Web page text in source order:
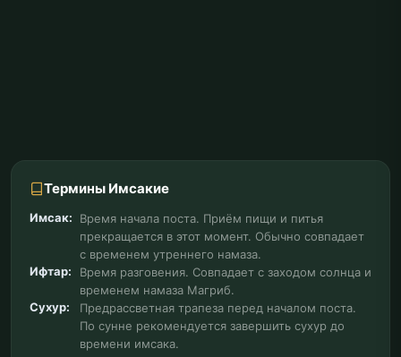
Термины Имсакие
Имсак:
Время начала поста. Приём пищи и питья
прекращается в этот момент. Обычно совпадает
с временем утреннего намаза.
Ифтар:
Время разговения. Совпадает с заходом солнца и
временем намаза Магриб.
Сухур:
Предрассветная трапеза перед началом поста.
По сунне рекомендуется завершить сухур до
времени имсака.